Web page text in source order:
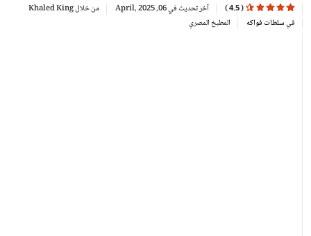
(
4.5
) آخر تحديث في 06, April, 2025 من خلالKhaled King
فيسلطات فواكه المطبخ المصري